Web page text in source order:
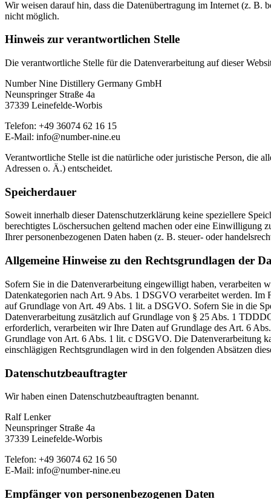
Wir weisen darauf hin, dass die Datenübertragung im Internet (z.
nicht möglich.
Hinweis zur verantwortlichen Stelle
Die verantwortliche Stelle für die Datenverarbeitung auf dieser
Number Nine Distillery Germany GmbH
Neunspringer Straße 4a
37339 Leinefelde-Worbis
Telefon: +49 36074 62 16 15
E-Mail: info@number-nine.eu
Verantwortliche Stelle ist die natürliche oder juristische Person, die
Adressen o. Ä.) entscheidet.
Speicherdauer
Soweit innerhalb dieser Datenschutzerklärung keine speziellere
berechtigtes Löschersuchen geltend machen oder eine Einwilligung
Ihrer personenbezogenen Daten haben (z. B. steuer- oder
Allgemeine Hinweise zu den Rechtsgrundlagen der
Sofern Sie in die Datenverarbeitung eingewilligt haben,
Datenkategorien nach Art. 9 Abs. 1 DSGVO verarbeitet werden. Im
auf Grundlage von Art. 49 Abs. 1 lit. a DSGVO. Sofern Sie in die
Datenverarbeitung zusätzlich auf Grundlage von § 25 Abs. 1
erforderlich, verarbeiten wir Ihre Daten auf Grundlage des Art. 6
Grundlage von Art. 6 Abs. 1 lit. c DSGVO. Die Datenverarbeitung
einschlägigen Rechtsgrundlagen wird in den folgenden Absätzen
Datenschutz­beauftragter
Wir haben einen Datenschutzbeauftragten benannt.
Ralf Lenker
Neunspringer Straße 4a
37339 Leinefelde-Worbis
Telefon: +49 36074 62 16 50
E-Mail: info@number-nine.eu
Empfänger von personenbezogenen Daten